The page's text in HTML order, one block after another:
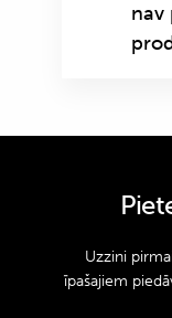
nav
Uzzini
īpašajiem